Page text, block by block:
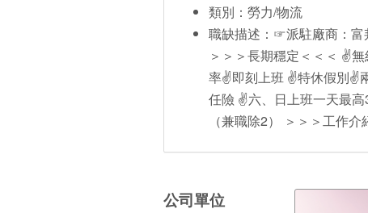
類別：勞力/物流
職缺描述：☞派駐廠商：
＞＞＞長期穩定＜＜＜ ✌️
率✌️即刻上班 ✌️特休假別✌️
任險 ✌️六、日上班一天最
（兼職除2） ＞＞＞工作
公司單位